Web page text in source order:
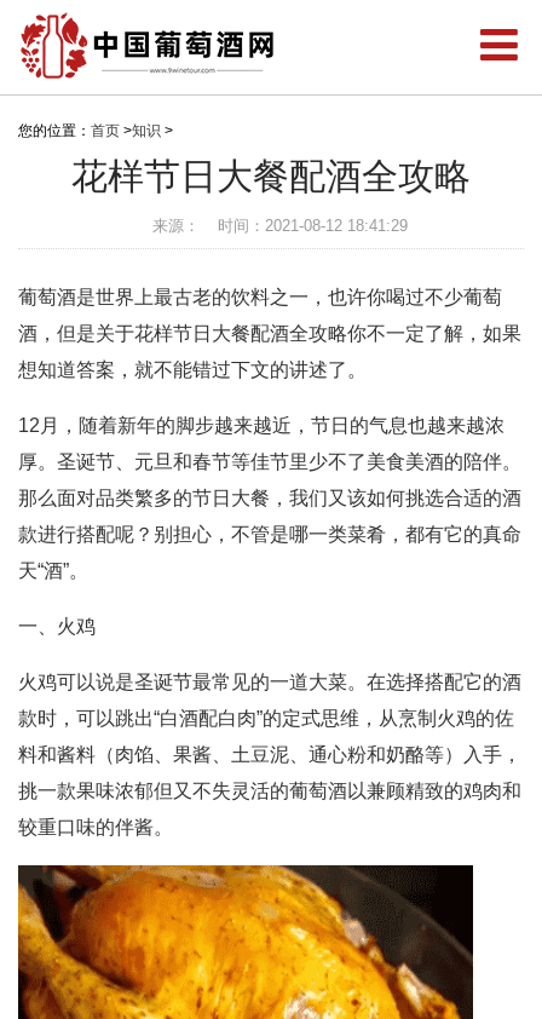
您的位置： 首页 >知识 >
花样节日大餐配酒全攻略
来源： 时间：2021-08-12 18:41:29
葡萄酒是世界上最古老的饮料之一，也许你喝过不少葡萄
酒，但是关于花样节日大餐配酒全攻略你不一定了解，如果
想知道答案，就不能错过下文的讲述了。
12月，随着新年的脚步越来越近，节日的气息也越来越浓
厚。圣诞节、元旦和春节等佳节里少不了美食美酒的陪伴。
那么面对品类繁多的节日大餐，我们又该如何挑选合适的酒
款进行搭配呢？别担心，不管是哪一类菜肴，都有它的真命
天“酒”。
一、火鸡
火鸡可以说是圣诞节最常见的一道大菜。在选择搭配它的酒
款时，可以跳出“白酒配白肉”的定式思维，从烹制火鸡的佐
料和酱料（肉馅、果酱、土豆泥、通心粉和奶酪等）入手，
挑一款果味浓郁但又不失灵活的葡萄酒以兼顾精致的鸡肉和
较重口味的伴酱。